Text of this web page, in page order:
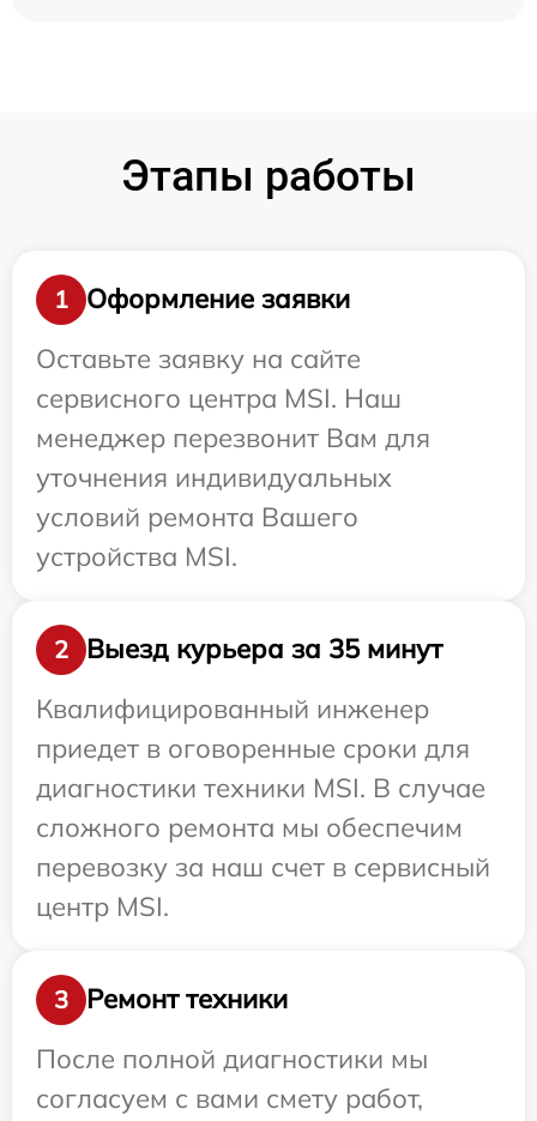
Этапы работы
1
Оформление заявки
Оставьте заявку на сайте
сервисного центра MSI. Наш
менеджер перезвонит Вам для
уточнения индивидуальных
условий ремонта Вашего
устройства MSI.
2
Выезд курьера за 35 минут
Квалифицированный инженер
приедет в оговоренные сроки для
диагностики техники MSI. В случае
сложного ремонта мы обеспечим
перевозку за наш счет в сервисный
центр MSI.
3
Ремонт техники
После полной диагностики мы
согласуем с вами смету работ,